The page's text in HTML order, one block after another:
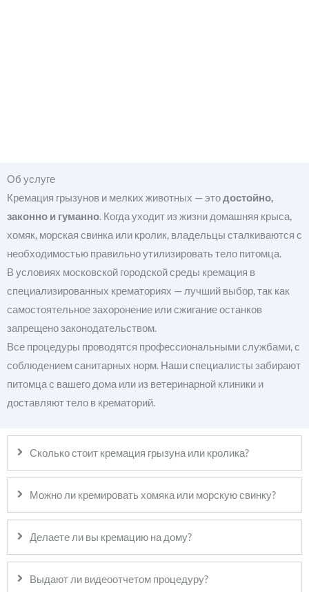
Об услуге
Кремация грызунов и мелких животных — этодостойно,
законно и гуманно. Когда уходит из жизни домашняя крыса,
хомяк, морская свинка или кролик, владельцы сталкиваются с
необходимостью правильно утилизировать тело питомца.
В условиях московской городской среды кремация в
специализированных крематориях — лучший выбор, так как
самостоятельное захоронение или сжигание останков
запрещено законодательством.
Все процедуры проводятся профессиональными службами, с
соблюдением санитарных норм. Наши специалисты забирают
питомца с вашего дома или из ветеринарной клиники и
доставляют тело в крематорий.
Сколько стоит кремация грызуна или кролика?
Можно ли кремировать хомяка или морскую свинку?
Делаете ли вы кремацию на дому?
Выдают ли видеоотчетом процедуру?